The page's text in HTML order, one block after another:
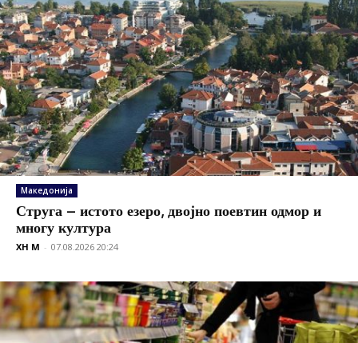
Македонија
Струга – истото езеро, двојно поевтин одмор и
многу култура
XH M - 07.08.2026 20:24